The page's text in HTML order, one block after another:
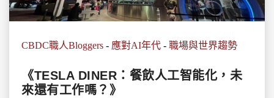
CBDC職人Bloggers - 應對AI年代 - 職場與世界趨勢
《TESLA DINER：餐飲人工智能化，未
來還有工作嗎？》